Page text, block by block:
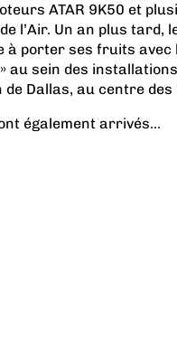
ATAR 9K50 et
l’Air. Un an plus tard,
à porter ses fruits avec
au sein des
de Dallas, au centre
également arrivés...